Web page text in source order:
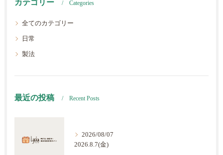
カテゴリー Categories
全てのカテゴリー
日常
製法
最近の投稿 Recent Posts
2026/08/07
2026.8.7(金)